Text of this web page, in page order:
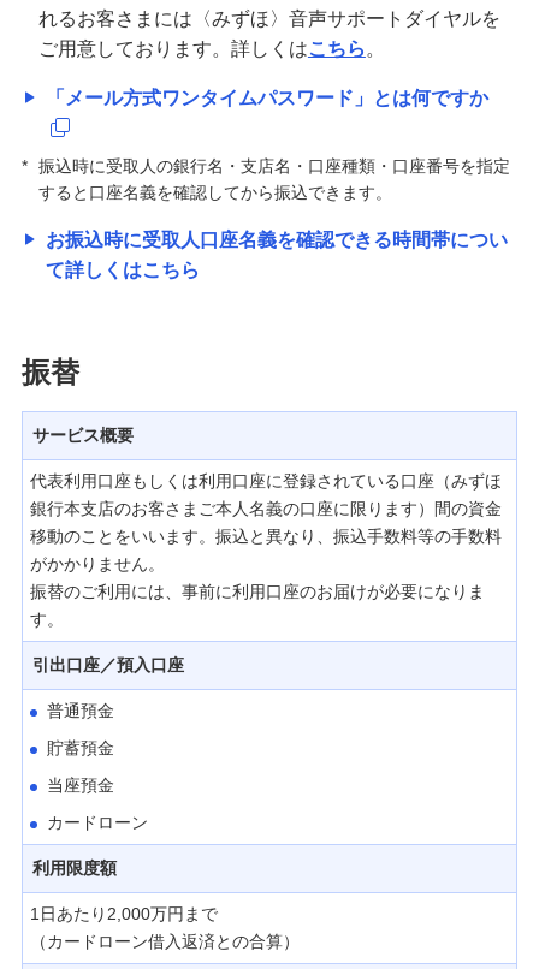
セキュリティの取り組み
みずほダイレクトの基本操作/変更手続き
みずほマイレージクラブ
みずほプレミアムクラブ
住宅ローン・カードローン
貯める・増やす
預金・NISA・資産運用
備える
相続・保険
学ぶ・考える
生涯学習
お客さまサポート
困ったときは・よくあるご質問
みずほ銀行について
れるお客さまには〈みずほ〉音声サポートダイヤルを
ご用意しております。詳しくはこちら 。
「メール方式ワンタイムパスワード」とは何ですか
* 振込時に受取人の銀行名・支店名・口座種類・口座番号を指定
すると口座名義を確認してから振込できます。
お振込時に受取人口座名義を確認できる時間帯につい
て詳しくはこちら
振替
サービス概要
代表利用口座もしくは利用口座に登録されている口座（みずほ
銀行本支店のお客さまご本人名義の口座に限ります）間の資金
移動のことをいいます。振込と異なり、振込手数料等の手数料
がかかりません。
振替のご利用には、事前に利用口座のお届けが必要になりま
す。
引出口座／預入口座
普通預金
貯蓄預金
当座預金
カードローン
利用限度額
1日あたり2,000万円まで
（カードローン借入返済との合算）